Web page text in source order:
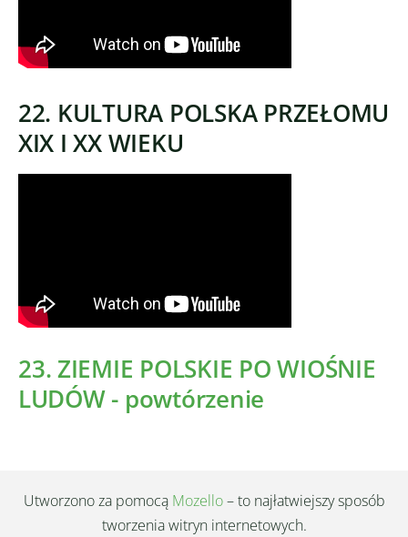
22. KULTURA POLSKA PRZEŁOMU
XIX I XX WIEKU
23. ZIEMIE POLSKIE PO WIOŚNIE
LUDÓW - powtórzenie
Utworzono za pomocą Mozello– to najłatwiejszy sposób
tworzenia witryn internetowych.